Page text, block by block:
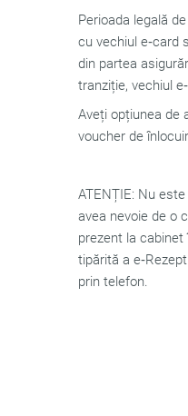
Perioada legală
cu vechiul e‑card
din partea
tranziție, vechiul
Aveți opțiunea de
voucher de
ATENȚIE: Nu
avea nevoie de o
prezent la
tipărită a
prin telefon.